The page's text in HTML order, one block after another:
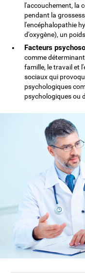
l'accouchement, la
pendant la
l'encéphalopathie
d'oxygène), un
Facteurs
comme
famille, le travail et
sociaux qui
psychologiques
psychologiques ou